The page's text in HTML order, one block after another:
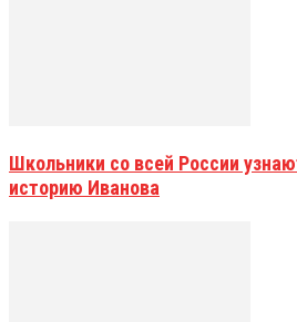
Школьники со всей России
историю Иванова